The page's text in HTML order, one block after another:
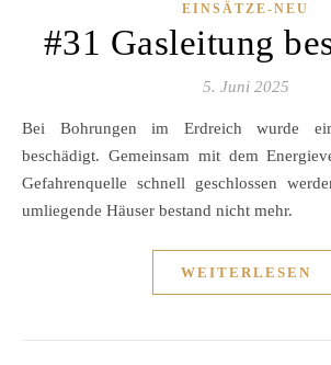
EINSÄTZE-NEU
#31 Gasleitung
5. Juni 2025
Bei Bohrungen im Erdreich wurde eine Gashauptleitung
beschädigt. Gemeinsam mit dem
Gefahrenquelle schnell geschlossen
umliegende Häuser bestand nicht mehr.
WEITERLESEN